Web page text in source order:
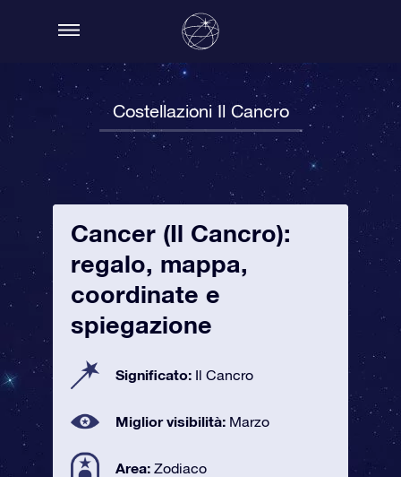
Costellazioni Il Cancro
Cancer (Il Cancro):
regalo, mappa,
coordinate e
spiegazione
Significato: Il Cancro
Miglior visibilità: Marzo
Area: Zodiaco